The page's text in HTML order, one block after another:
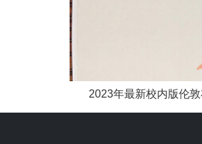
2023年最新校内版伦敦